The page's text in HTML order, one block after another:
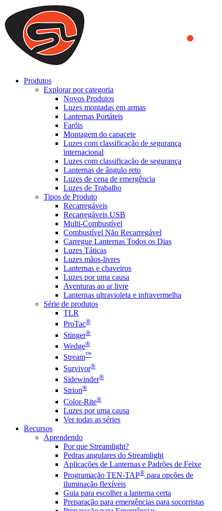
We use cookies to ensure that we provide you the best experience
on our website. By continuing to browse this website, you accept
that cookies are used to help us analyze how the website is used and
to offer you a better experience. To learn more or to find out how
you can disable cookies, you can access our
Produtos
Explorar por categoria
Novos Produtos
Luzes montadas em armas
Lanternas Portáteis
Faróis
Montagem do capacete
Luzes com classificação de segurança
internacional
Luzes com classificação de segurança
Lanternas de ângulo reto
Luzes de cena de emergência
Luzes de Trabalho
Tipos de Produto
Recarregáveis
Recarregáveis USB
Multi-Combustível
Combustível Não Recarregável
Carregue Lanternas Todos os Dias
Luzes Táticas
Luzes mãos-livres
Lanternas e chaveiros
Luzes por uma causa
Aventuras ao ar livre
Lanternas ultravioleta e infravermelha
Série de produtos
TLR
ProTac®
Stinger®
Wedge®
Stream™
Survivor®
Sidewinder®
Strion®
Color-Rite®
Luzes por uma causa
Ver todas as séries
Recursos
Aprendendo
Por que Streamlight?
Pedras angulares do Streamlight
Aplicações de Lanternas e Padrões de Feixe
Programação TEN-TAP® para opções de
iluminação flexíveis
Guia para escolher a lanterna certa
Preparação para emergências para socorristas